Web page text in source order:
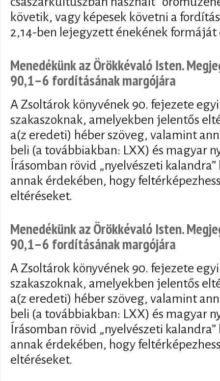
követik, vagy képesek követni a
2,14-ben lejegyzett énekének formáját
Menedékünk az Örökkévaló Isten.
90,1–6 fordításának margójára
A Zsoltárok könyvének 90. fejezete
szakaszoknak, amelyekben jelentős
a(z eredeti) héber szöveg, valamint
beli (a továbbiakban: LXX) és magyar
Írásomban rövid „nyelvészeti
annak érdekében, hogy
eltéréseket.
Menedékünk az Örökkévaló Isten.
90,1–6 fordításának margójára
A Zsoltárok könyvének 90. fejezete
szakaszoknak, amelyekben jelentős
a(z eredeti) héber szöveg, valamint
beli (a továbbiakban: LXX) és magyar
Írásomban rövid „nyelvészeti
annak érdekében, hogy
eltéréseket.